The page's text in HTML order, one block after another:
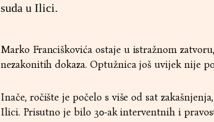
suda u Ilici.
Marko Franciškovića ostaje u istražnom
nezakonitih dokaza. Optužnica još uvijek nije
Inače, ročište je počelo s više od sat
Ilici. Prisutno je bilo 30-ak interventnih i